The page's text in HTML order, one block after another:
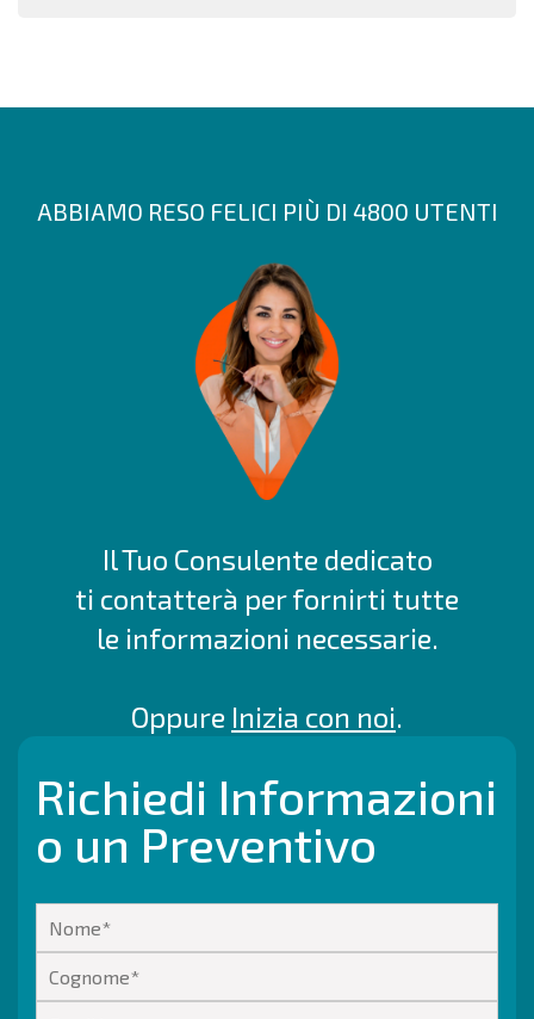
ABBIAMO RESO FELICI PIÙ DI 4800 UTENTI
Il Tuo Consulente dedicato
ti contatterà per fornirti tutte
le informazioni necessarie.
Oppure Inizia con noi.
Richiedi Informazioni
o un Preventivo